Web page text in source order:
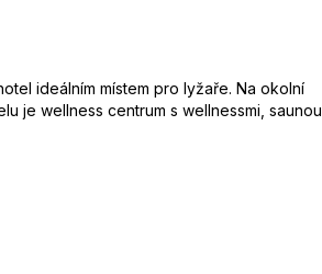
ideálním místem pro lyžaře. Na okolní
je wellness centrum s wellnessmi, saunou,